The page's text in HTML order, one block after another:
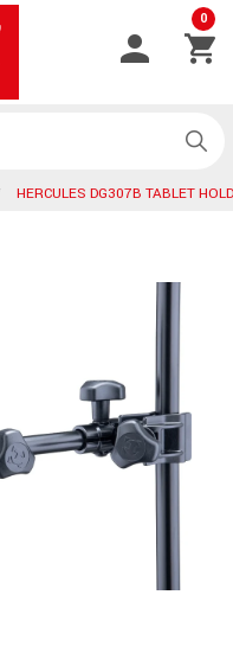
0
HERCULES DG307B TABLET